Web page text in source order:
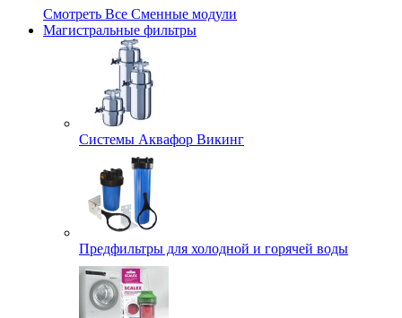
Смотреть Все Сменные модули
Магистральные фильтры
Системы Аквафор Викинг
Предфильтры для холодной и горячей воды